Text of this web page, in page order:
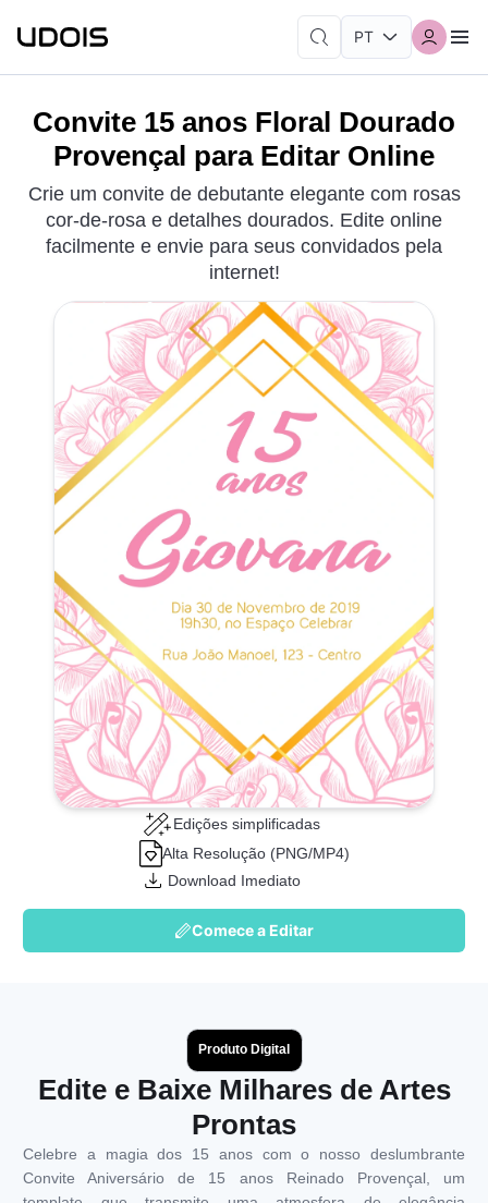
Convite 15 anos Floral Dourado
Provençal para Editar Online
Crie um convite de debutante elegante com rosas
cor-de-rosa e detalhes dourados. Edite online
facilmente e envie para seus convidados pela
internet!
Edições simplificadas
Alta Resolução (PNG/MP4)
Download Imediato
Comece a Editar
Produto Digital
Edite e Baixe Milhares de Artes
Prontas
Celebre a magia dos 15 anos com o nosso deslumbrante
Convite Aniversário de 15 anos Reinado Provençal, um